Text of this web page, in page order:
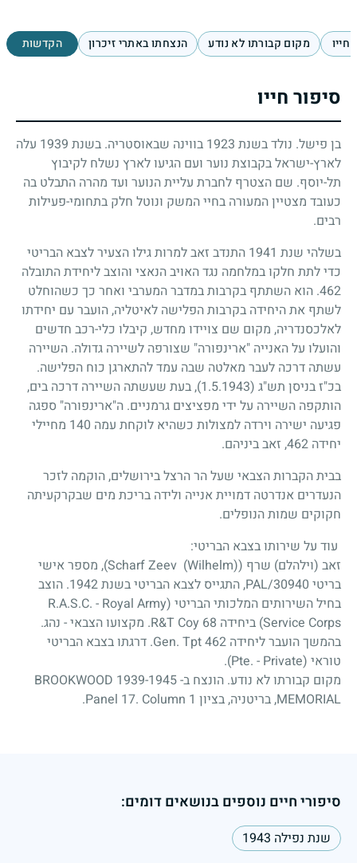
חייו מקום קבורתו לא נודע הנצחתו באתרי זיכרון הקדשות
סיפור חייו
בן פישל. נולד בשנת 1923 בווינה שבאוסטריה. בשנת 1939 עלה
לארץ-ישראל בקבוצת נוער ועם הגיעו לארץ נשלח לקיבוץ
תל-יוסף. שם הצטרף לחברת עליית הנוער ועד מהרה התבלט בה
כעובד מצטיין המעורה בחיי המשק ונוטל חלק בתחומי-פעילות
רבים.
בשלהי שנת 1941 התנדב זאב למרות גילו הצעיר לצבא הבריטי
כדי לתת חלקו במלחמה נגד האויב הנאצי והוצב ליחידת התובלה
462. הוא השתתף בקרבות במדבר המערבי ואחר כך כשהוחלט
לשתף את היחידה בקרבות הפלישה לאיטליה, הועבר עם יחידתו
לאלכסנדריה, מקום שם צויידו מחדש, קיבלו כלי-רכב חדשים
והועלו על האנייה "ארינפורה" שצורפה לשיירה גדולה. השיירה
עשתה דרכה לעבר מאלטה שבה עמד להתארגן כוח הפלישה.
בכ"ז בניסן תש"ג (1.5.1943)
, בעת שעשתה השיירה דרכה בים,
הותקפה השיירה על ידי מפציצים גרמניים. ה"ארינפורה" ספגה
פגיעה ישירה וירדה למצולות כשהיא לוקחת עמה 140 מחיילי
יחידה 462, זאב ביניהם.
בבית הקברות הצבאי שעל הר הרצל בירושלים, הוקמה לזכר
הנעדרים אנדרטה דמויית אנייה ולידה בריכת מים שבקרקעיתה
חקוקים שמות הנופלים.
עוד על שירותו בצבא הבריטי:
זאב (וילהלם) שרף (Scharf Zeev (Wilhelm)), מספר אישי
בריטי PAL/30940, התגייס לצבא הבריטי בשנת 1942. הוצב
בחיל השירותים המלכותי הבריטי (R.A.S.C. - Royal Army
Service Corps) ביחידה 68 R&T Coy. מקצועו הצבאי - נהג.
בהמשך הועבר ליחידה 462 Gen. Tpt. דרגתו בצבא הבריטי
טוראי (Pte. - Private).
מקום קבורתו לא נודע. הונצח ב- BROOKWOOD 1939-1945
MEMORIAL, בריטניה, בציון Panel 17. Column 1.
סיפורי חיים נוספים בנושאים דומים:
שנת נפילה 1943